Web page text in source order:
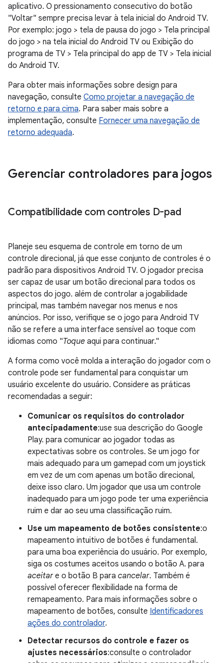
aplicativo. O pressionamento consecutivo do botão
"Voltar" sempre precisa levar à tela inicial do Android TV.
Por exemplo: jogo > tela de pausa do jogo > Tela principal
do jogo > na tela inicial do Android TV ou Exibição do
programa de TV > Tela principal do app de TV > Tela inicial
do Android TV.
Para obter mais informações sobre design para
navegação, consulte Como projetar a navegação de
retorno e para cima. Para saber mais sobre a
implementação, consulte Fornecer uma navegação de
retorno adequada.
Gerenciar controladores para jogos
Compatibilidade com controles D-pad
Planeje seu esquema de controle em torno de um
controle direcional, já que esse conjunto de controles é o
padrão para dispositivos Android TV. O jogador precisa
ser capaz de usar um botão direcional para todos os
aspectos do jogo. além de controlar a jogabilidade
principal, mas também navegar nos menus e nos
anúncios. Por isso, verifique se o jogo para Android TV
não se refere a uma interface sensível ao toque com
idiomas como "Toque aqui para continuar."
A forma como você molda a interação do jogador com o
controle pode ser fundamental para conquistar um
usuário excelente do usuário. Considere as práticas
recomendadas a seguir:
Comunicar os requisitos do controlador
antecipadamente:use sua descrição do Google
Play. para comunicar ao jogador todas as
expectativas sobre os controles. Se um jogo for
mais adequado para um gamepad com um joystick
em vez de um com apenas um botão direcional,
deixe isso claro. Um jogador que usa um controle
inadequado para um jogo pode ter uma experiência
ruim e dar ao seu uma classificação ruim.
Use um mapeamento de botões consistente:o
mapeamento intuitivo de botões é fundamental.
para uma boa experiência do usuário. Por exemplo,
siga os costumes aceitos usando o botão A. para
aceitare o botão B para cancelar. Também é
possível oferecer flexibilidade na forma de
remapeamento. Para mais informações sobre o
mapeamento de botões, consulte Identificadores
ações do controlador.
Detectar recursos do controle e fazer os
ajustes necessários:consulte o controlador